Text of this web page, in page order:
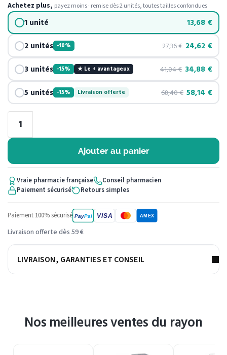
Achetez plus, payez moins · remise dès 2 unités, toutes tailles confondues
1 unité 13,68 €
2 unités -10% 27,36€ 24,62 €
3 unités -15% ★ Le + avantageux 41,04€ 34,88 €
5 unités -15% Livraison offerte 68,40€ 58,14 €
Ajouter au panier
Vraie pharmacie française
Conseil pharmacien
Paiement sécurisé
Retours simples
Paiement 100% sécurisé PayPal VISA AMEX
Livraison offerte dès 59 €
LIVRAISON, GARANTIES ET CONSEIL
Nos meilleures ventes du rayon